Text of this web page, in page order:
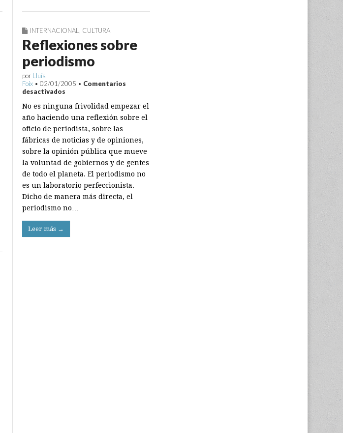
INTERNACIONAL CULTURA
Reflexiones sobre
periodismo
por Lluís
Foix • 02/01/2005 • Comentarios
desactivados
sobre
periodismo
No es ninguna frivolidad empezar el
año haciendo una reflexión sobre el
oficio de periodista, sobre las
fábricas de noticias y de opiniones,
sobre la opinión pública que mueve
la voluntad de gobiernos y de gentes
de todo el planeta. El periodismo no
es un laboratorio perfeccionista.
Dicho de manera más directa, el
periodismo no…
Leer más →